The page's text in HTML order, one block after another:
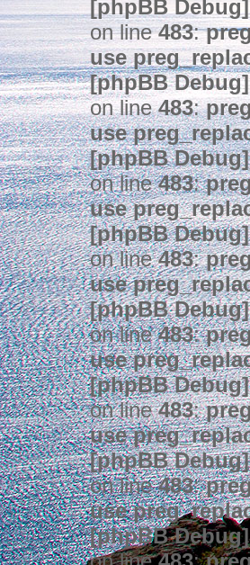
[phpBB
on line483:
use
[phpBB
on line483:
use
[phpBB
on line483:
use
[phpBB
on line483:
use
[phpBB
on line483:
use
[phpBB
on line483:
use
[phpBB
on line483:
use
[phpBB